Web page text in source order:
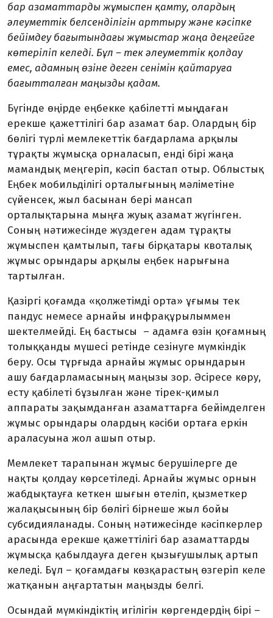
бар азаматтарды жұмыспен қамту, олардың
әлеуметтік белсенділігін арттыру және кәсіпке
бейімдеу бағытындағы жұмыстар жаңа деңгейге
көтеріліп келеді. Бұл – тек әлеуметтік қолдау
емес, адамның өзіне деген сенімін қайтаруға
бағытталған маңызды қадам.
Бүгінде өңірде еңбекке қабілетті мыңда­ған
ерекше қажеттілігі бар азамат бар. Олардың бір
бөлігі түрлі мемлекеттік бағдарлама арқылы
тұрақты жұмысқа орналасып, енді бірі жаңа
мамандық меңгеріп, кәсіп бастап отыр. Облыстық
Еңбек мобильділігі орталығының мәлі­метіне
сүйенсек, жыл басынан бері мансап
орталықтарына мыңға жуық азамат жүгінген.
Соның нәтижесінде жүздеген адам тұрақты
жұмыспен қамтылып, тағы бірқатары квоталық
жұмыс орындары арқылы еңбек нарығына
тартылған.
Қазіргі қоғамда «қолжетімді орта» ұғымы тек
пандус немесе арнайы инфра­құрылыммен
шектелмейді. Ең бастысы – адамға өзін қоғамның
толыққанды мүшесі ретінде сезінуге мүмкіндік
беру. Осы тұрғыда арнайы жұмыс орындарын
ашу бағдарламасының маңызы зор. Әсіресе көру,
есту қабілеті бұзылған және тірек-қимыл
аппараты зақымданған азаматтарға бейімделген
жұмыс орындары олардың кәсіби ортаға еркін
араласуына жол ашып отыр.
Мемлекет тарапынан жұмыс беруші­лерге де
нақты қолдау көрсетіледі. Арнайы жұмыс орнын
жабдықтауға кеткен шығын өтеліп, қызметкер
жалақысының бір бөлігі бірнеше жыл бойы
субсидияланады. Соның нәтижесінде кәсіпкерлер
арасында ерекше қажеттілігі бар азаматтарды
жұ­мыс­қа қабылдауға деген қызығушылық артып
келеді. Бұл – қоғамдағы көзқарастың өзгеріп келе
жатқанын аңғартатын маңызды белгі.
Осындай мүмкіндіктің игілігін көрген­дердің бірі –